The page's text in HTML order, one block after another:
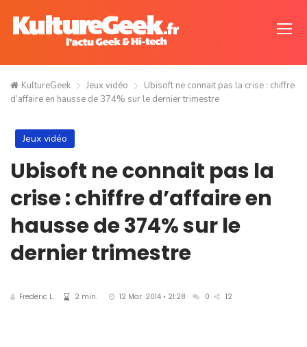
KultureGeek Jeux vidéo
Ubisoft ne connait pas la crise : chiffre
d’affaire en hausse de 374% sur le dernier trimestre
Jeux vidéo
Ubisoft ne connait pas la
crise : chiffre d’affaire en
hausse de 374% sur le
dernier trimestre
Frederic L. 2 min. 12 Mar. 2014 • 21:28 0 12